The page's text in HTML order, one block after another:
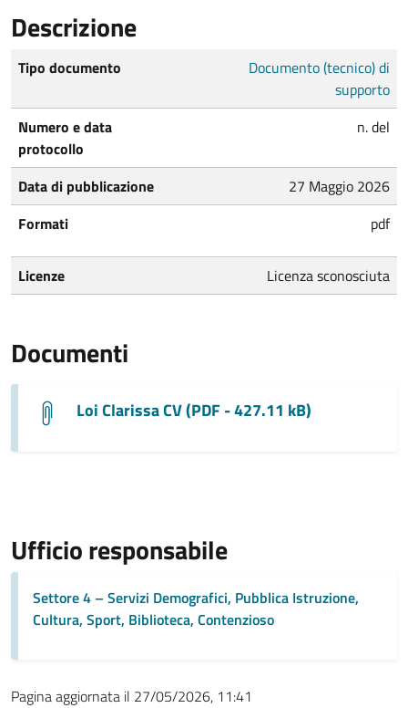
Descrizione
Tipo documento
Documento (tecnico) di
supporto
Numero e data
protocollo
n. del
Data di pubblicazione
27 Maggio 2026
Formati
pdf
Licenze Licenza sconosciuta
Documenti
Loi Clarissa CV (PDF - 427.11 kB)
Ufficio responsabile
Settore 4 – Servizi Demografici, Pubblica Istruzione,
Cultura, Sport, Biblioteca, Contenzioso
Pagina aggiornata il 27/05/2026, 11:41